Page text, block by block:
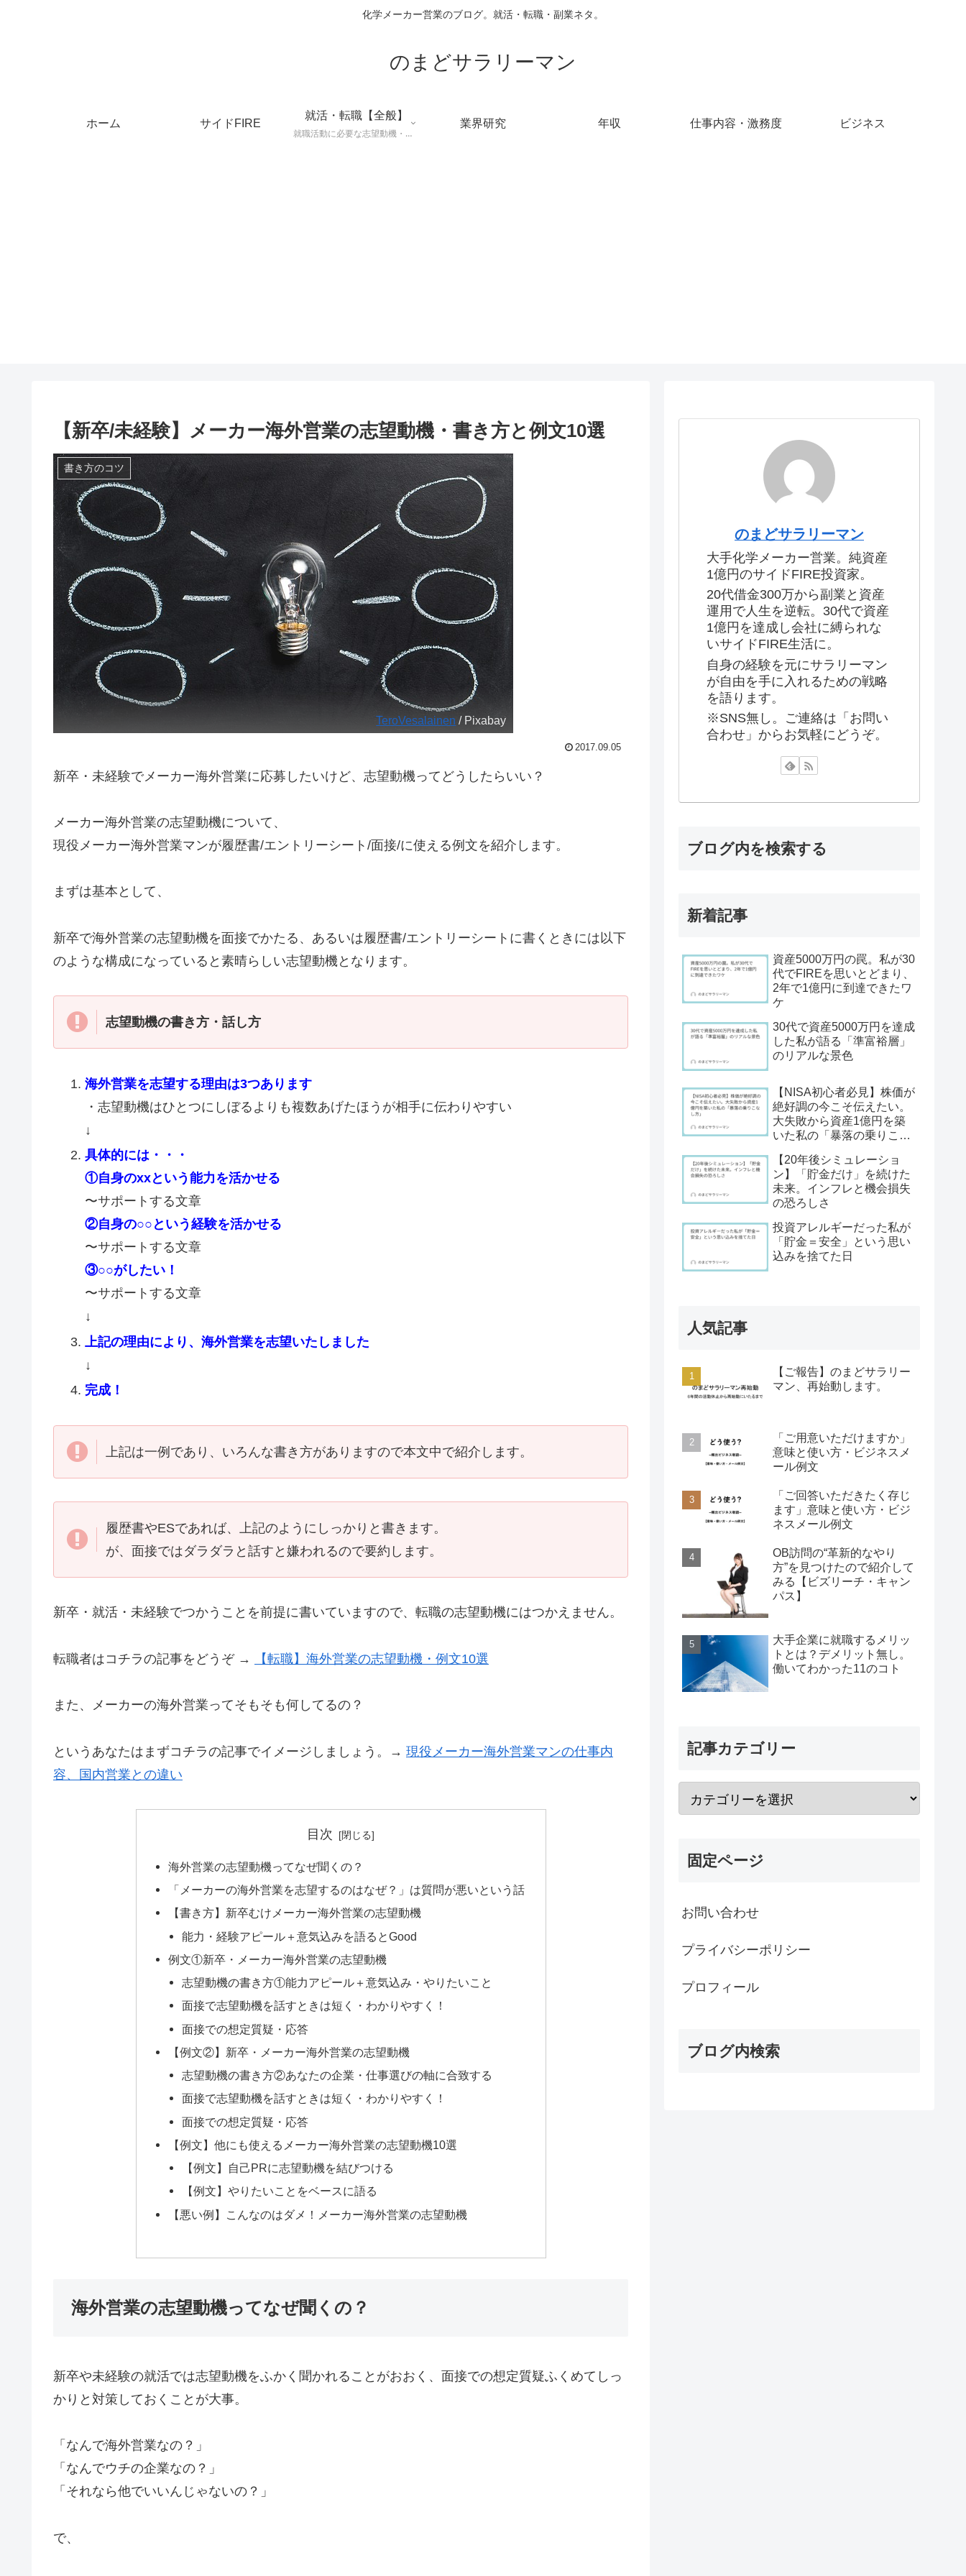
化学メーカー営業のブログ。就活・転職・副業ネタ。
のまどサラリーマン
ホーム サイドFIRE
就活・転職【全般】
就職活動に必要な志望動機・メールマナー・業界研究などに役立つ知識を公開するページ。
業界研究 年収 仕事内容・激務度 ビジネス
【新卒/未経験】メーカー海外営業の志望動機・書き方と例文10選
書き方のコツ
TeroVesalainen / Pixabay
2017.09.05
新卒・未経験でメーカー海外営業に応募したいけど、志望動機ってどうしたらいい？
メーカー海外営業の志望動機について、
現役メーカー海外営業マンが履歴書/エントリーシート/面接/に使える例文を紹介します。
まずは基本として、
新卒で海外営業の志望動機を面接でかたる、あるいは履歴書/エントリーシートに書くときには以下
のような構成になっていると素晴らしい志望動機となります。
志望動機の書き方・話し方
海外営業を志望する理由は3つあります
・志望動機はひとつにしぼるよりも複数あげたほうが相手に伝わりやすい
↓
具体的には・・・
①自身のxxという能力を活かせる
〜サポートする文章
②自身の○○という経験を活かせる
〜サポートする文章
③○○がしたい！
〜サポートする文章
↓
上記の理由により、海外営業を志望いたしました
↓
完成！
上記は一例であり、いろんな書き方がありますので本文中で紹介します。
履歴書やESであれば、上記のようにしっかりと書きます。
が、面接ではダラダラと話すと嫌われるので要約します。
新卒・就活・未経験でつかうことを前提に書いていますので、転職の志望動機にはつかえません。
転職者はコチラの記事をどうぞ → 【転職】海外営業の志望動機・例文10選
また、メーカーの海外営業ってそもそも何してるの？
というあなたはまずコチラの記事でイメージしましょう。→ 現役メーカー海外営業マンの仕事内
容、国内営業との違い
目次
海外営業の志望動機ってなぜ聞くの？
「メーカーの海外営業を志望するのはなぜ？」は質問が悪いという話
【書き方】新卒むけメーカー海外営業の志望動機
能力・経験アピール＋意気込みを語るとGood
例文①新卒・メーカー海外営業の志望動機
志望動機の書き方①能力アピール＋意気込み・やりたいこと
面接で志望動機を話すときは短く・わかりやすく！
面接での想定質疑・応答
【例文②】新卒・メーカー海外営業の志望動機
志望動機の書き方②あなたの企業・仕事選びの軸に合致する
面接で志望動機を話すときは短く・わかりやすく！
面接での想定質疑・応答
【例文】他にも使えるメーカー海外営業の志望動機10選
【例文】自己PRに志望動機を結びつける
【例文】やりたいことをベースに語る
【悪い例】こんなのはダメ！メーカー海外営業の志望動機
海外営業の志望動機ってなぜ聞くの？
新卒や未経験の就活では志望動機をふかく聞かれることがおおく、面接での想定質疑ふくめてしっ
かりと対策しておくことが大事。
「なんで海外営業なの？」
「なんでウチの企業なの？」
「それなら他でいいんじゃないの？」
で、
のまどサラリーマン
大手化学メーカー営業。純資産
1億円のサイドFIRE投資家。
20代借金300万から副業と資産
運用で人生を逆転。30代で資産
1億円を達成し会社に縛られな
いサイドFIRE生活に。
自身の経験を元にサラリーマン
が自由を手に入れるための戦略
を語ります。
※SNS無し。ご連絡は「お問い
合わせ」からお気軽にどうぞ。
ブログ内を検索する
新着記事
資産5000万円の罠。私が30
代でFIREを思いとどまり、
2年で1億円に到達できたワ
ケ
30代で資産5000万円を達成
した私が語る「準富裕層」
のリアルな景色
【NISA初心者必見】株価が
絶好調の今こそ伝えたい。
大失敗から資産1億円を築
いた私の「暴落の乗りこな
【20年後シミュレーショ
ン】「貯金だけ」を続けた
未来。インフレと機会損失
の恐ろしさ
投資アレルギーだった私が
「貯金＝安全」という思い
込みを捨てた日
人気記事
【ご報告】のまどサラリー
マン、再始動します。
「ご用意いただけますか」
意味と使い方・ビジネスメ
ール例文
「ご回答いただきたく存じ
ます」意味と使い方・ビジ
ネスメール例文
OB訪問の“革新的なやり
方”を見つけたので紹介して
みる【ビズリーチ・キャン
パス】
大手企業に就職するメリッ
トとは？デメリット無し。
働いてわかった11のコト
記事カテゴリー
固定ページ
お問い合わせ
プライバシーポリシー
プロフィール
ブログ内検索